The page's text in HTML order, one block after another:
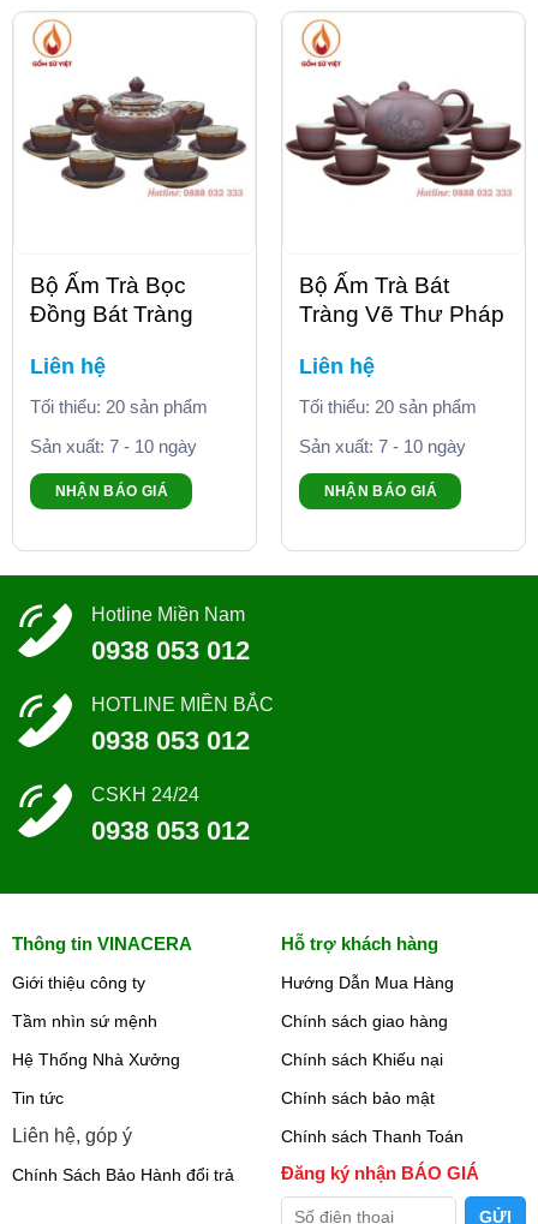
Bộ Ấm Trà Bọc
Đồng Bát Tràng
Liên hệ
Tối thiểu: 20 sản phẩm
Sản xuất: 7 - 10 ngày
NHẬN BÁO GIÁ
Bộ Ấm Trà Bát
Tràng Vẽ Thư Pháp
Liên hệ
Tối thiểu: 20 sản phẩm
Sản xuất: 7 - 10 ngày
NHẬN BÁO GIÁ
Hotline Miền Nam
0938 053 012
HOTLINE MIỀN BẮC
0938 053 012
CSKH 24/24
0938 053 012
Thông tin VINACERA
Giới thiệu công ty
Tầm nhìn sứ mệnh
Hệ Thống Nhà Xưởng
Tin tức
Liên hệ, góp ý
Chính Sách Bảo Hành đổi trả
Hỗ trợ khách hàng
Hướng Dẫn Mua Hàng
Chính sách giao hàng
Chính sách Khiếu nại
Chính sách bảo mật
Chính sách Thanh Toán
Đăng ký nhận BÁO GIÁ